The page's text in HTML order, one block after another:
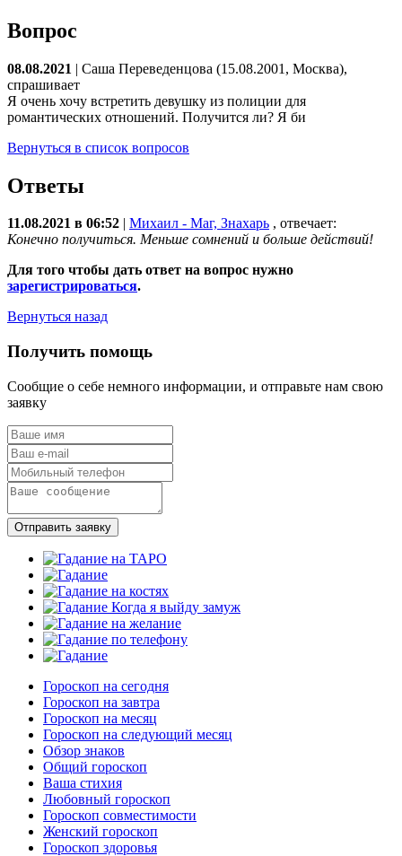
Вопрос
08.08.2021 | Саша Переведенцова (15.08.2001, Москва),
спрашивает
Я очень хочу встретить девушку из полиции для
романтических отношений. Получится ли? Я би
Вернуться в список вопросов
Ответы
11.08.2021 в 06:52 Михаил - Маг, Знахарь , отвечает:
Конечно получиться. Меньше сомнений и больше действий!
Для того чтобы дать ответ на вопрос нужно
зарегистрироваться.
Вернуться назад
Получить помощь
Сообщие о себе немного информации, и отправьте нам свою
заявку
Отправить заявку
Гороскоп на сегодня
Гороскоп на завтра
Гороскоп на месяц
Гороскоп на следующий месяц
Обзор знаков
Общий гороскоп
Ваша стихия
Любовный гороскоп
Гороскоп совместимости
Женский гороскоп
Гороскоп здоровья